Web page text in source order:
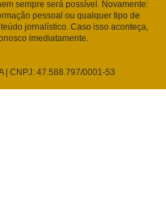
sempre será possível. Novamente:
pessoal ou qualquer tipo de
jornalístico. Caso isso aconteça,
imediatamente.
| CNPJ: 47.588.797/0001-53